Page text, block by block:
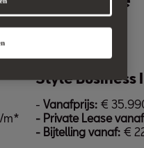
m*
Style Business
- Vanafprijs: €
- Private Lease
- Bijtelling vanaf: €